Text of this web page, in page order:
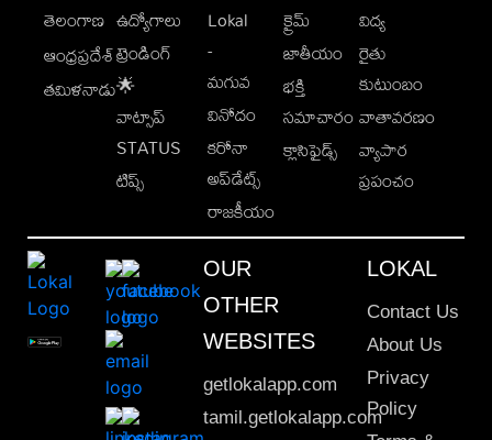
తెలంగాణ
ఆంధ్రప్రదేశ్
తమిళనాడు
ఉద్యోగాలు
ట్రెండింగ్
🌟
వాట్సాప్
STATUS
టిప్స్
Lokal
-
మగువ
వినోదం
కరోనా
అప్‌డేట్స్
రాజకీయం
క్రైమ్
జాతీయం
భక్తి
సమాచారం
క్లాసిఫైడ్స్
విద్య
రైతు
కుటుంబం
వాతావరణం
వ్యాపార
ప్రపంచం
OUR
OTHER
WEBSITES
getlokalapp.com
tamil.getlokalapp.com
LOKAL
Contact Us
About Us
Privacy
Policy